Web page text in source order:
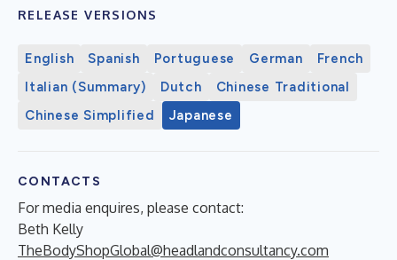
RELEASE VERSIONS
English Spanish Portuguese German
French
Italian (Summary)
Dutch
Chinese Traditional
Chinese Simplified
Japanese
CONTACTS
For media enquires, please contact:
Beth Kelly
TheBodyShopGlobal@headlandconsultancy.com